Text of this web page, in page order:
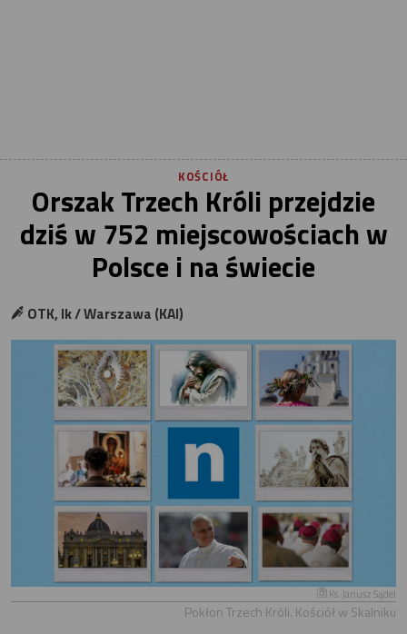
KOŚCIÓŁ
Orszak Trzech Króli przejdzie
dziś w 752 miejscowościach w
Polsce i na świecie
OTK, lk / Warszawa (KAI)
Ks. Janusz Sądel
Pokłon Trzech Króli. Kościół w Skalniku